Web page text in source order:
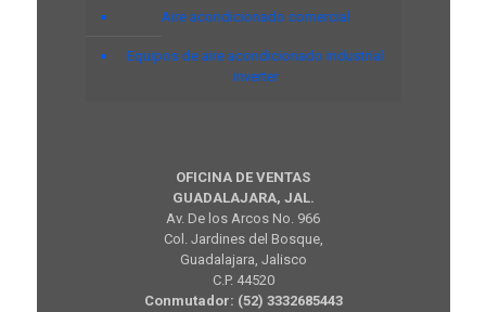
Aire acondicionado comercial
Equipos de aire acondicionado industrial
inverter
OFICINA DE VENTAS
GUADALAJARA, JAL.
Av. De los Arcos No. 966
Col. Jardines del Bosque,
Guadalajara, Jalisco
C.P. 44520
Conmutador: (52) 3332685443